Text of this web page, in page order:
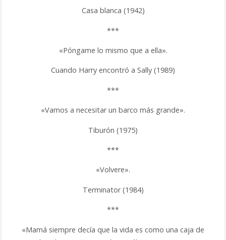
Casa blanca (1942)
***
«Póngame lo mismo que a ella».
Cuando Harry encontró a Sally (1989)
***
«Vamos a necesitar un barco más grande».
Tiburón (1975)
***
«Volvere».
Terminator (1984)
***
«Mamá siempre decía que la vida es como una caja de